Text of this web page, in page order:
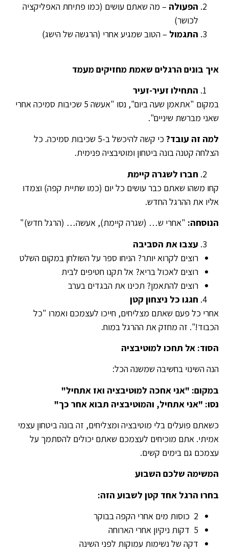
הפעולה – מה שאתם עושים (כמו פתיחת האפליקציה
לכושר)
התגמול – הטוב שמגיע אחרי (הרגשה של הישג)
איך בונים הרגלים שאמת מחזיקים מעמד
התחילו זעיר-זעיר
במקום "אתאמן שעה ביום", נסו "אעשה 5 שכיבות סמיכה אחרי
שאני מברשת שיניים".
למה זה עובד?
כי קשה להיכשל ב-5 שכיבות סמיכה. כל
הצלחה קטנה בונה ביטחון ומוטיבציה פנימית.
חברו לשגרה קיימת
קחו משהו שאתם כבר עושים כל יום (כמו שתיית קפה) וצמדו
אליו את ההרגל החדש.
הנוסחה: "אחרי ש… (שגרה קיימת), אעשה… (הרגל חדש)"
עצבו את הסביבה
רוצים לקרוא יותר? הניחו ספר על השולחן במקום השלט
רוצים לאכול בריא? אל תקנו חטיפים לבית
רוצים להתאמן? תכינו את הבגדים בערב
חגגו כל ניצחון קטן
אחרי כל פעם שאתם מצליחים, חייכו לעצמכם ואמרו "כל
הכבוד!". זה מחזק את ההרגל במוח.
הסוד: אל תחכו למוטיבציה
הנה השינוי בחשיבה שמשנה הכל:
במקום: "אני אחכה למוטיבציה ואז אתחיל"
נסו: "אני אתחיל, והמוטיבציה תבוא אחר כך"
כשאתם פועלים בלי מוטיבציה ומצליחים, זה בונה ביטחון עצמי
אמיתי. אתם מוכיחים לעצמכם שאתם יכולים להסתמך על
עצמכם גם בימים קשים.
המשימה שלכם השבוע
בחרו הרגל אחד קטן לשבוע הזה:
2 כוסות מים אחרי הקפה בבוקר
5 דקות ניקיון אחרי הארוחה
דקה של נשימות עמוקות לפני השינה